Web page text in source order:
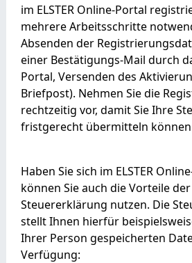
im ELSTER Online-Portal
mehrere Arbeitsschritte
Absenden der
einer Bestätigungs-Mail durch
Portal, Versenden des
Briefpost). Nehmen Sie die
rechtzeitig vor, damit Sie Ihre
fristgerecht übermitteln
Haben Sie sich im ELSTER
können Sie auch die Vorteile
Steuererklärung nutzen. Die
stellt Ihnen hierfür
Ihrer Person gespeicherten
Verfügung: